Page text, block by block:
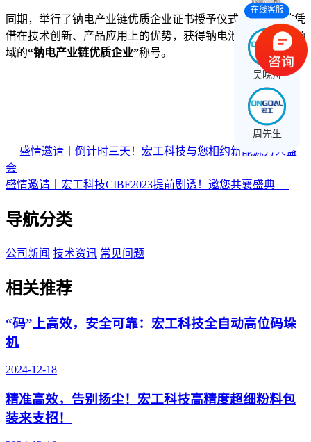
同期，举行了钠电产业链优质企业证书授予仪式，宏工科技凭
借在技术创新、产品应用上的优势，获得钠电池装备及配套领
域的“钠电产业链优质企业”称号。
盛情邀请丨倒计时三天！宏工科技与您相约新能源万人盛
会
盛情邀请丨宏工科技CIBF2023提前剧透！邀您共襄盛典
导航分类
公司新闻 技术资讯 常见问题
相关推荐
“码”上高效，安全可靠：宏工科技全自动高位码垛
机
2024-12-18
精准高效，告别扬尘！宏工科技高精度超细粉料包
装来支招！
在线客服
吴晚舟
周先生